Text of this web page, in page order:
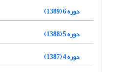
دوره 6 (1389)
دوره 5 (1388)
دوره 4 (1387)